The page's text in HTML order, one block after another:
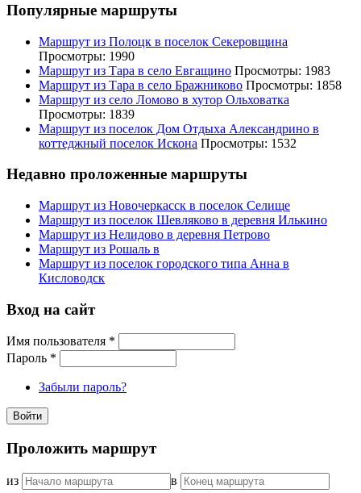
Популярные маршруты
Маршрут из Полоцк в поселок Секеровщина
Просмотры: 1990
Маршрут из Тара в село Евгащино Просмотры: 1983
Маршрут из Тара в село Бражниково Просмотры: 1858
Маршрут из село Ломово в хутор Ольховатка
Просмотры: 1839
Маршрут из поселок Дом Отдыха Александрино в
коттеджный поселок Искона Просмотры: 1532
Недавно проложенные маршруты
Маршрут из Новочеркасск в поселок Селище
Маршрут из поселок Шевляково в деревня Илькино
Маршрут из Нелидово в деревня Петрово
Маршрут из Рошаль в
Маршрут из поселок городского типа Анна в
Кисловодск
Вход на сайт
Имя пользователя *
Пароль *
Забыли пароль?
Проложить маршрут
из в